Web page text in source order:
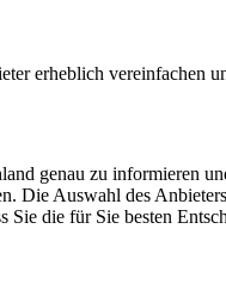
erheblich vereinfachen
genau zu informieren
Die Auswahl des
die für Sie besten